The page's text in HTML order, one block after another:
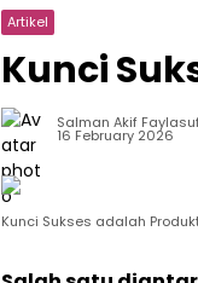
Artikel
Kunci
Salman Akif
16 February 2026
Kunci Sukses adalah